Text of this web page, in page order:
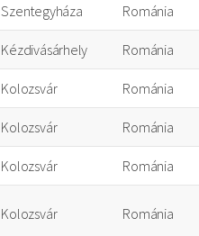
Szentegyháza Románia
Kézdivásárhely Románia
Kolozsvár Románia
Kolozsvár Románia
Kolozsvár Románia
Kolozsvár Románia